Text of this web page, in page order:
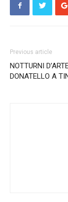
Previous article
NOTTURNI
DONATELLO A